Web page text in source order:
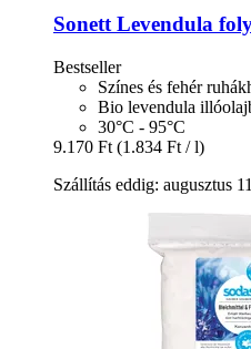
Sonett Levendula
Bestseller
Színes és fehér
Bio levendula
30°C - 95°C
9.170 Ft (1.834 Ft / l)
Szállítás eddig: augusztus